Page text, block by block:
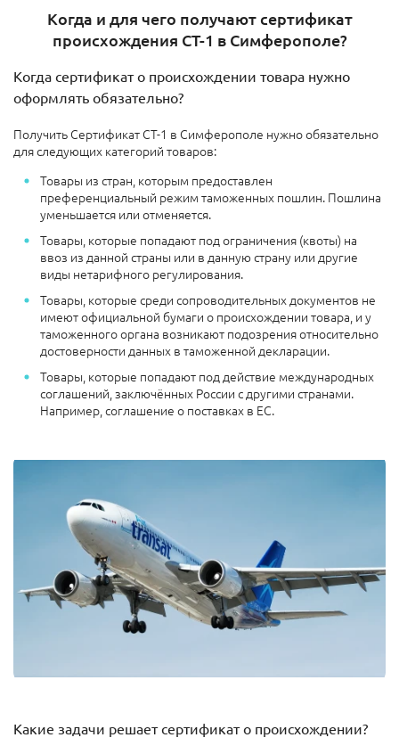
Когда и для чего получают сертификат
происхождения СТ-1 в Симферополе?
Когда сертификат о происхождении товара нужно
оформлять обязательно?
Получить Сертификат СТ-1 в Симферополе нужно обязательно
для следующих категорий товаров:
Товары из стран, которым предоставлен
преференциальный режим таможенных пошлин. Пошлина
уменьшается или отменяется.
Товары, которые попадают под ограничения (квоты) на
ввоз из данной страны или в данную страну или другие
виды нетарифного регулирования.
Товары, которые среди сопроводительных документов не
имеют официальной бумаги о происхождении товара, и у
таможенного органа возникают подозрения относительно
достоверности данных в таможенной декларации.
Товары, которые попадают под действие международных
соглашений, заключённых России с другими странами.
Например, соглашение о поставках в ЕС.
Какие задачи решает сертификат о происхождении?